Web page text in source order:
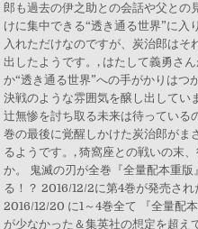
郎も過去の伊之助との会話や父との
けに集中できる“透き通る世界”に入
入れただけなのですが、炭治郎は
出したようです。, はたして義勇さ
か“透き通る世界”への手がかりはつ
決戦のような雰囲気を醸し出してい
辻無惨を討ち取る未来は待っている
巻の最後に覚醒しかけた炭治郎がま
るようです。, 猗窩座との戦いの末
か。 鬼滅の刃が全巻『全量配本重
る！？ 2016/12/2に第4巻が発売され
2016/12/20 に1～4巻全て 『全量配
が少なかった＆集英社の想定を超え